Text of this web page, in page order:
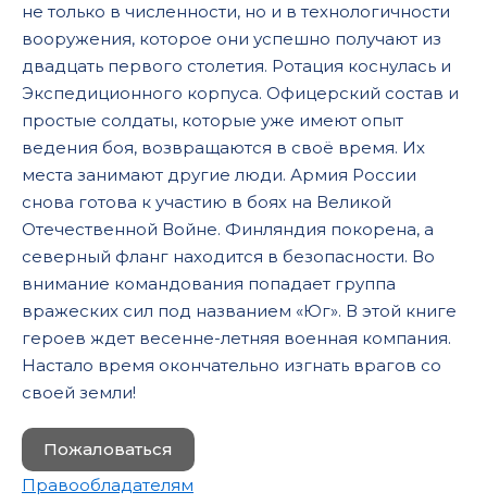
не только в численности, но и в технологичности
вооружения, которое они успешно получают из
двадцать первого столетия. Ротация коснулась и
Экспедиционного корпуса. Офицерский состав и
простые солдаты, которые уже имеют опыт
ведения боя, возвращаются в своё время. Их
места занимают другие люди. Армия России
снова готова к участию в боях на Великой
Отечественной Войне. Финляндия покорена, а
северный фланг находится в безопасности. Во
внимание командования попадает группа
вражеских сил под названием «Юг». В этой книге
героев ждет весенне-летняя военная компания.
Настало время окончательно изгнать врагов со
своей земли!
Пожаловаться
Правообладателям